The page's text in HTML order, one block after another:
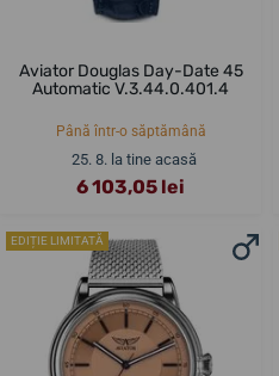
Aviator Douglas Day-Date 45
Automatic V.3.44.0.401.4
Până într-o săptămână
25. 8. la tine acasă
6 103,05 lei
EDIȚIE LIMITATĂ